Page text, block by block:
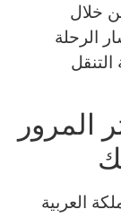
خلال
الرحلة
المرور
العربية